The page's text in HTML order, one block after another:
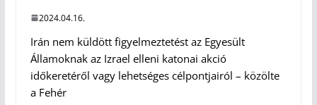
2024.04.16.
Irán nem küldött figyelmeztetést az Egyesült
Államoknak az Izrael elleni katonai akció
időkeretéről vagy lehetséges célpontjairól – közölte
a Fehér